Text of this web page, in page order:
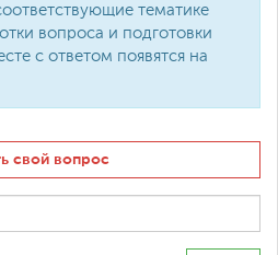
тематике
вопроса и подготовки
с ответом появятся на
свой вопрос